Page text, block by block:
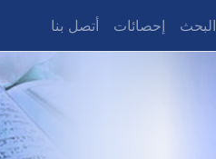
البحث إحصائات أتصل بنا